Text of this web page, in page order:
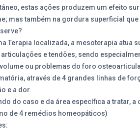
estas ações produzem um efeito
mas também na gordura superficial
Terapia localizada, a mesoterapia atua
e tendões, sendo
ou problemas do foro
através de 4 grandes linhas de
e a dor.
do caso e da área específica a tratar,
de 4 remédios homeopáticos)